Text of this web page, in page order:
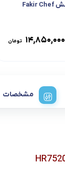
غذاساز فکر مستر چف بنفش Fakir Chef
۱۴,۸۵۰,۰۰۰ تومان
مشخصات